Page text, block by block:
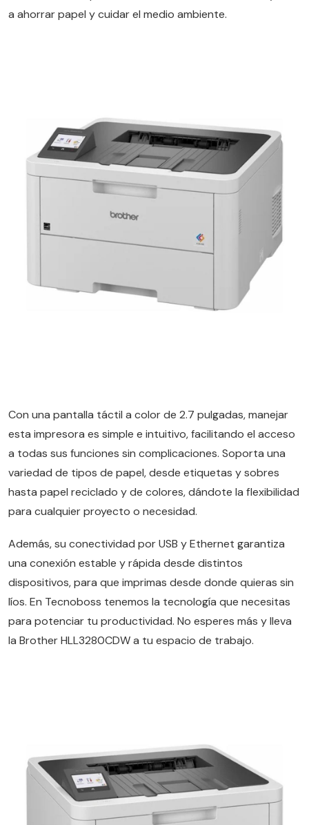
a ahorrar papel y cuidar el medio ambiente.
Con una pantalla táctil a color de 2.7 pulgadas, manejar
esta impresora es simple e intuitivo, facilitando el acceso
a todas sus funciones sin complicaciones. Soporta una
variedad de tipos de papel, desde etiquetas y sobres
hasta papel reciclado y de colores, dándote la flexibilidad
para cualquier proyecto o necesidad.
Además, su conectividad por USB y Ethernet garantiza
una conexión estable y rápida desde distintos
dispositivos, para que imprimas desde donde quieras sin
líos. En Tecnoboss tenemos la tecnología que necesitas
para potenciar tu productividad. No esperes más y lleva
la Brother HLL3280CDW a tu espacio de trabajo.